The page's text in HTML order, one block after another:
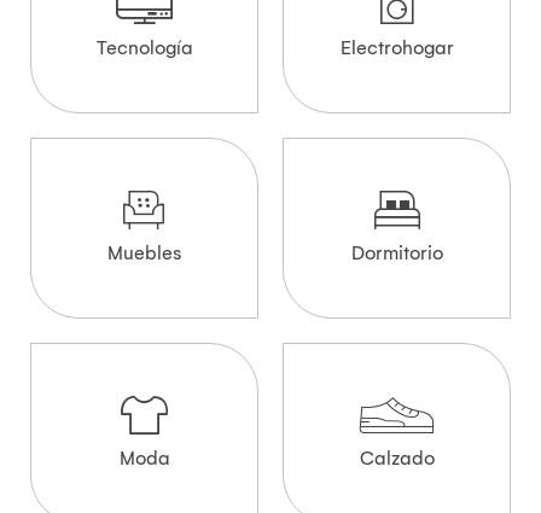
Tecnología Electrohogar
Muebles Dormitorio
Moda Calzado